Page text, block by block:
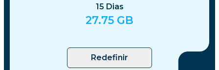
15 Dias
27.75 GB
Redefinir